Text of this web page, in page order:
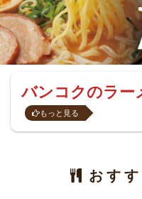
バンコクのラー
もっと見る
おす